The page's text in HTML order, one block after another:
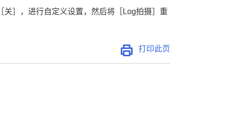
［关］ ，进行自定义设置，然后将 ［Log拍摄］ 重
打印此页